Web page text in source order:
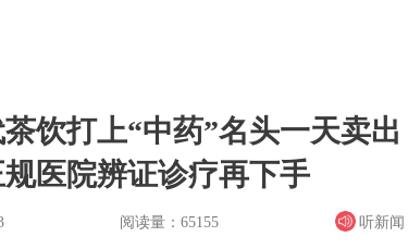
饮打上“中药”名头一天卖出
医院辨证诊疗再下手
阅读量：65155 听新闻